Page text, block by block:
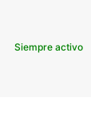
Siempre activo